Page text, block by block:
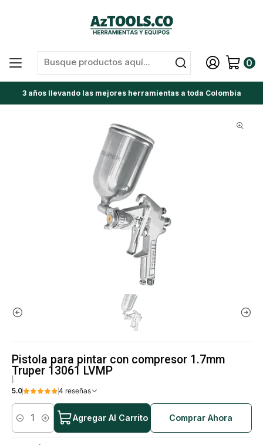
0
3 años llevando las mejores herramientas a toda Colombia
Pistola para pintar con compresor 1.7mm
Truper 13061 LVMP
5.0
4 reseñas
Cantidad
Agregar Al Carrito Comprar Ahora